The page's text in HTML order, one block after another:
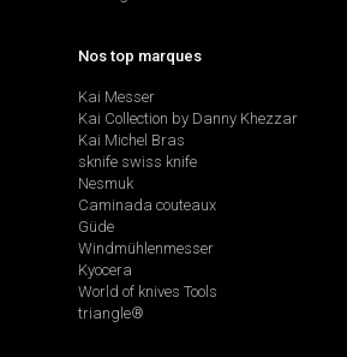
Nos top marques
Kai Messer
Kai Collection by Danny Khezzar
Kai Michel Bras
sknife swiss knife
Nesmuk
Caminada couteaux
Güde
Windmühlenmesser
Kyocera
World of knives Tools
triangle®